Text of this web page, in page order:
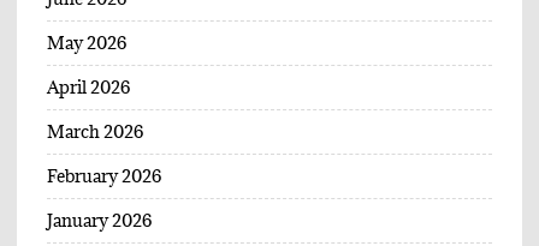
May 2026
April 2026
March 2026
February 2026
January 2026